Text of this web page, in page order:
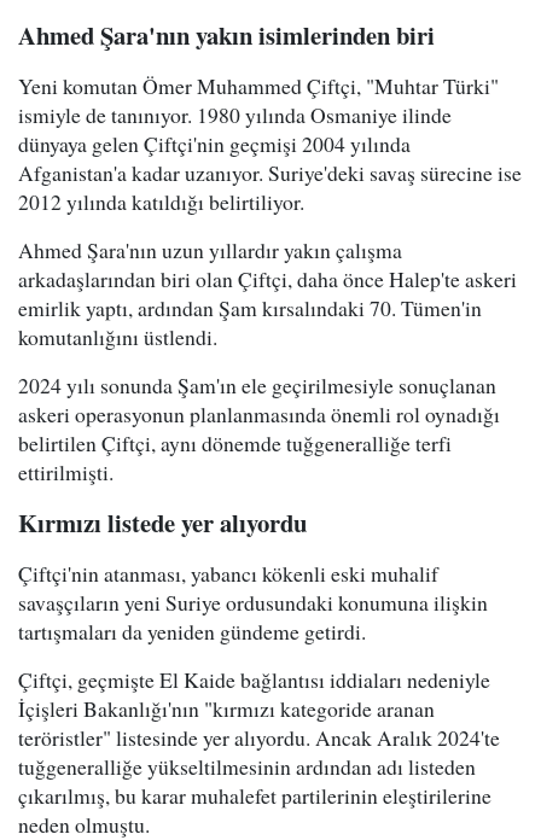
Ahmed Şara'nın yakın isimlerinden biri
Yeni komutan Ömer Muhammed Çiftçi, "Muhtar Türki"
ismiyle de tanınıyor. 1980 yılında Osmaniye ilinde
dünyaya gelen Çiftçi'nin geçmişi 2004 yılında
Afganistan'a kadar uzanıyor. Suriye'deki savaş sürecine ise
2012 yılında katıldığı belirtiliyor.
Ahmed Şara'nın uzun yıllardır yakın çalışma
arkadaşlarından biri olan Çiftçi, daha önce Halep'te askeri
emirlik yaptı, ardından Şam kırsalındaki 70. Tümen'in
komutanlığını üstlendi.
2024 yılı sonunda Şam'ın ele geçirilmesiyle sonuçlanan
askeri operasyonun planlanmasında önemli rol oynadığı
belirtilen Çiftçi, aynı dönemde tuğgeneralliğe terfi
ettirilmişti.
Kırmızı listede yer alıyordu
Çiftçi'nin atanması, yabancı kökenli eski muhalif
savaşçıların yeni Suriye ordusundaki konumuna ilişkin
tartışmaları da yeniden gündeme getirdi.
Çiftçi, geçmişte El Kaide bağlantısı iddiaları nedeniyle
İçişleri Bakanlığı'nın "kırmızı kategoride aranan
teröristler" listesinde yer alıyordu. Ancak Aralık 2024'te
tuğgeneralliğe yükseltilmesinin ardından adı listeden
çıkarılmış, bu karar muhalefet partilerinin eleştirilerine
neden olmuştu.